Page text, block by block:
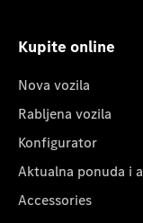
Kupite online
Nova vozila
Rabljena vozila
Konfigurator
Aktualna ponuda i
Accessories